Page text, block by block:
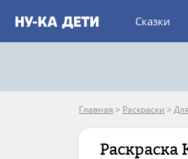
Сказки
Главная > Раскраски >
Раскраска